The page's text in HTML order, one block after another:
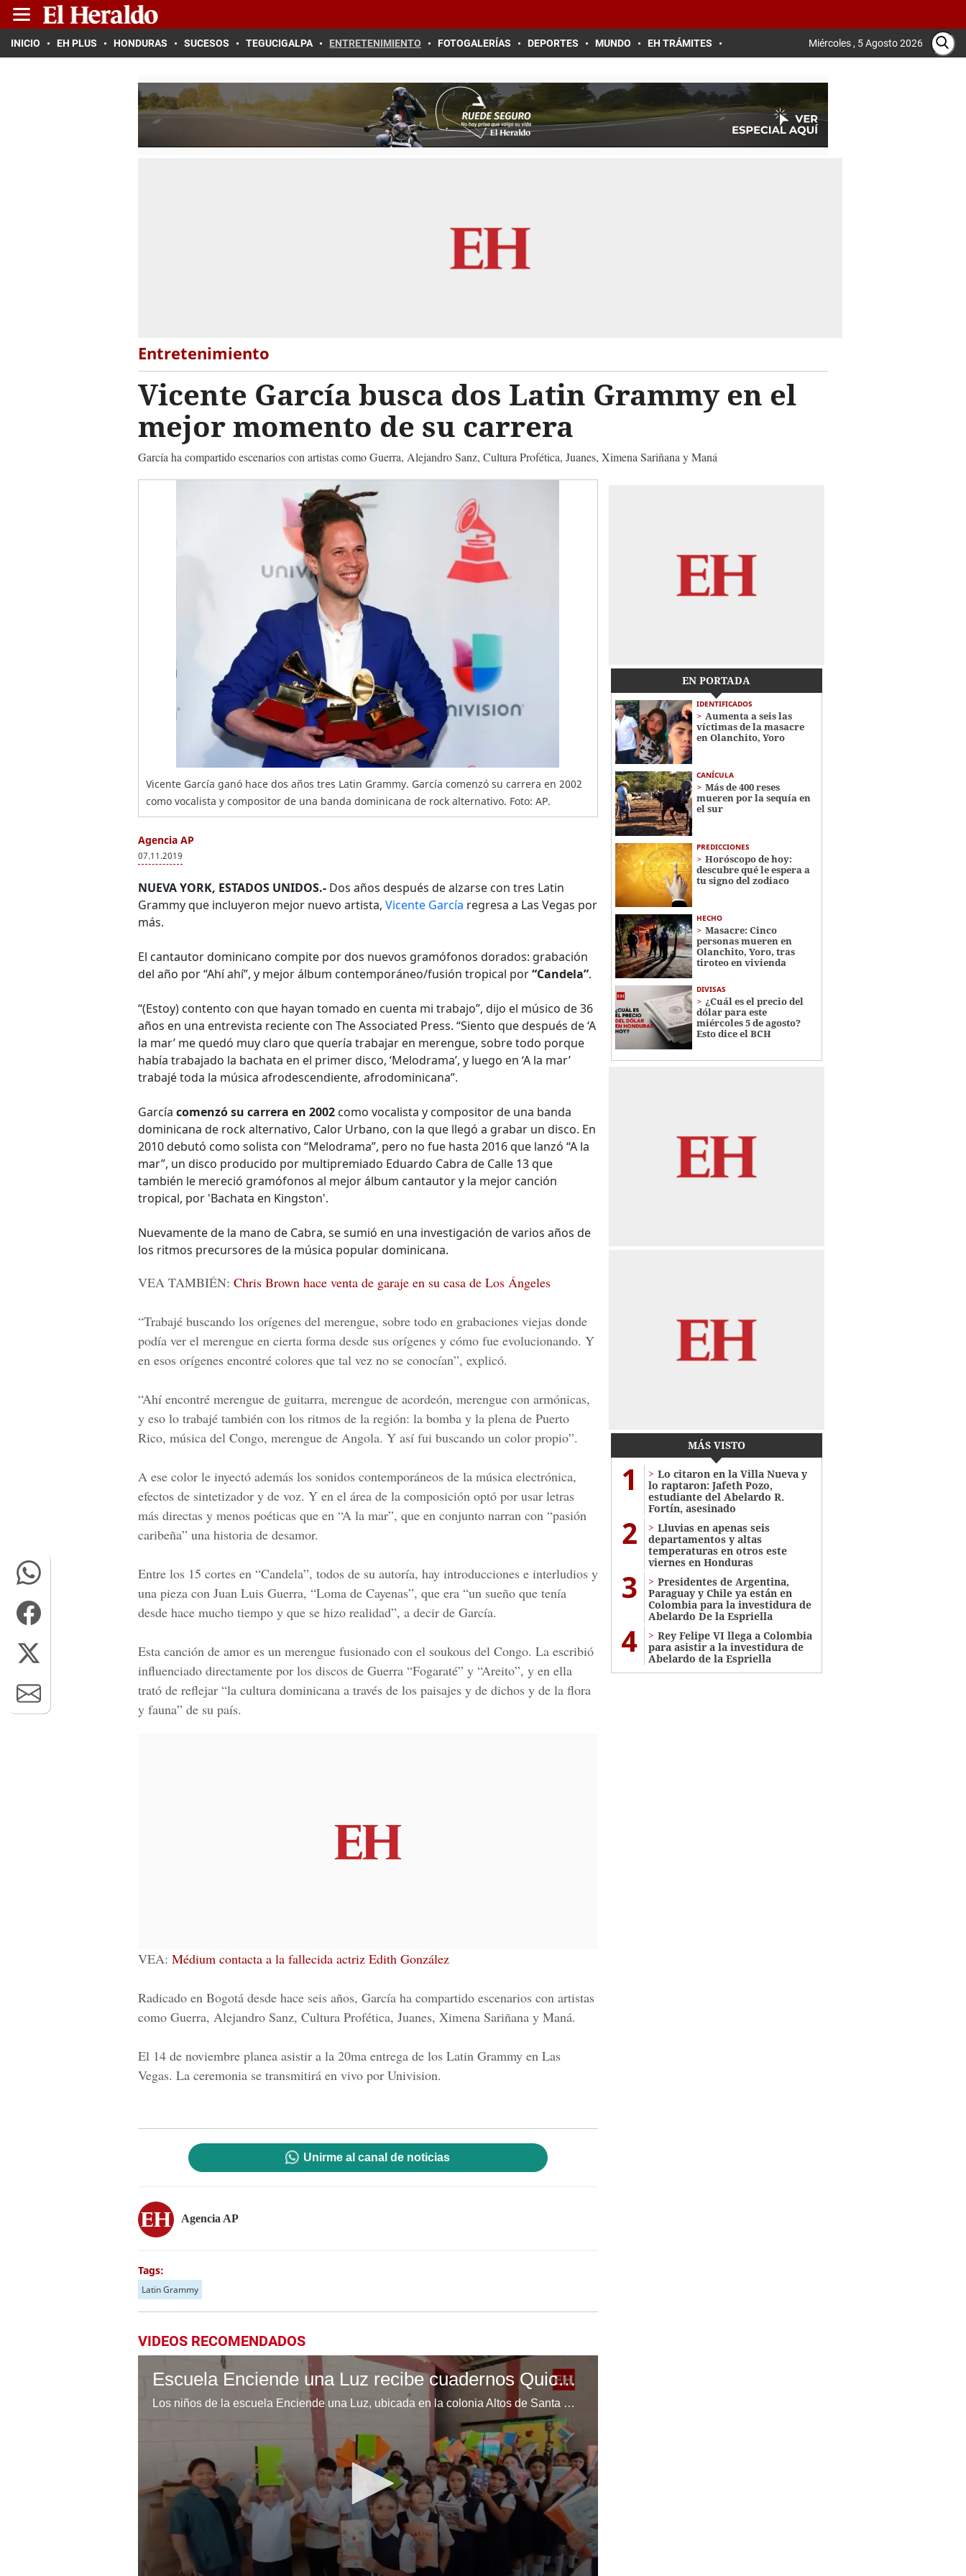
INICIO EH PLUS HONDURAS SUCESOS TEGUCIGALPA ENTRETENIMIENTO FOTOGALERÍAS DEPORTES MUNDO EH TRÁMITES Miércoles , 5 Agosto 2026
Entretenimiento
Vicente García busca dos Latin Grammy en el
mejor momento de su carrera
García ha compartido escenarios con artistas como Guerra, Alejandro Sanz, Cultura Profética, Juanes, Ximena Sariñana y Maná
Vicente García ganó hace dos años tres Latin Grammy. García comenzó su carrera en 2002
como vocalista y compositor de una banda dominicana de rock alternativo. Foto: AP.
Agencia AP
07.11.2019
NUEVA YORK, ESTADOS UNIDOS.- Dos años después de alzarse con tres Latin
Grammy que incluyeron mejor nuevo artista, Vicente García regresa a Las Vegas por
más.
El cantautor dominicano compite por dos nuevos gramófonos dorados: grabación
del año por “Ahí ahí”, y mejor álbum contemporáneo/fusión tropical por“Candela”.
“(Estoy) contento con que hayan tomado en cuenta mi trabajo”, dijo el músico de 36
años en una entrevista reciente con The Associated Press. “Siento que después de ‘A
la mar’ me quedó muy claro que quería trabajar en merengue, sobre todo porque
había trabajado la bachata en el primer disco, ‘Melodrama’, y luego en ‘A la mar’
trabajé toda la música afrodescendiente, afrodominicana”.
García comenzó su carrera en 2002 como vocalista y compositor de una banda
dominicana de rock alternativo, Calor Urbano, con la que llegó a grabar un disco. En
2010 debutó como solista con “Melodrama”, pero no fue hasta 2016 que lanzó “A la
mar”, un disco producido por multipremiado Eduardo Cabra de Calle 13 que
también le mereció gramófonos al mejor álbum cantautor y la mejor canción
tropical, por 'Bachata en Kingston'.
Nuevamente de la mano de Cabra, se sumió en una investigación de varios años de
los ritmos precursores de la música popular dominicana.
VEA TAMBIÉN: Chris Brown hace venta de garaje en su casa de Los Ángeles
“Trabajé buscando los orígenes del merengue, sobre todo en grabaciones viejas donde
podía ver el merengue en cierta forma desde sus orígenes y cómo fue evolucionando. Y
en esos orígenes encontré colores que tal vez no se conocían”, explicó.
“Ahí encontré merengue de guitarra, merengue de acordeón, merengue con armónicas,
y eso lo trabajé también con los ritmos de la región: la bomba y la plena de Puerto
Rico, música del Congo, merengue de Angola. Y así fui buscando un color propio”.
A ese color le inyectó además los sonidos contemporáneos de la música electrónica,
efectos de sintetizador y de voz. Y en el área de la composición optó por usar letras
más directas y menos poéticas que en “A la mar”, que en conjunto narran con “pasión
caribeña” una historia de desamor.
Entre los 15 cortes en “Candela”, todos de su autoría, hay introducciones e interludios y
una pieza con Juan Luis Guerra, “Loma de Cayenas”, que era “un sueño que tenía
desde hace mucho tiempo y que se hizo realidad”, a decir de García.
Esta canción de amor es un merengue fusionado con el soukous del Congo. La escribió
influenciado directamente por los discos de Guerra “Fogaraté” y “Areito”, y en ella
trató de reflejar “la cultura dominicana a través de los paisajes y de dichos y de la flora
y fauna” de su país.
VEA: Médium contacta a la fallecida actriz Edith González
Radicado en Bogotá desde hace seis años, García ha compartido escenarios con artistas
como Guerra, Alejandro Sanz, Cultura Profética, Juanes, Ximena Sariñana y Maná.
El 14 de noviembre planea asistir a la 20ma entrega de los Latin Grammy en Las
Vegas. La ceremonia se transmitirá en vivo por Univision.
Unirme al canal de noticias
Agencia AP
Tags:
Latin Grammy
VIDEOS RECOMENDADOS
Escuela Enciende una Luz recibe cuadernos Quick, gracias a la Maratón del Saber
Los niños de la escuela Enciende una Luz, ubicada en la colonia Altos de Santa Rosa, al sur de Tegucigalpa, recibieron cuadernos Quick como parte de la Campaña Maratón del Saber.
EN PORTADA
IDENTIFICADOS
Aumenta a seis las
víctimas de la masacre
en Olanchito, Yoro
CANÍCULA
Más de 400 reses
mueren por la sequía en
el sur
PREDICCIONES
Horóscopo de hoy:
descubre qué le espera a
tu signo del zodiaco
HECHO
Masacre: Cinco
personas mueren en
Olanchito, Yoro, tras
tiroteo en vivienda
DIVISAS
¿Cuál es el precio del
dólar para este
miércoles 5 de agosto?
Esto dice el BCH
MÁS VISTO
1
Lo citaron en la Villa Nueva y
lo raptaron: Jafeth Pozo,
estudiante del Abelardo R.
Fortín, asesinado
2
Lluvias en apenas seis
departamentos y altas
temperaturas en otros este
viernes en Honduras
3
Presidentes de Argentina,
Paraguay y Chile ya están en
Colombia para la investidura de
Abelardo De la Espriella
4
Rey Felipe VI llega a Colombia
para asistir a la investidura de
Abelardo de la Espriella